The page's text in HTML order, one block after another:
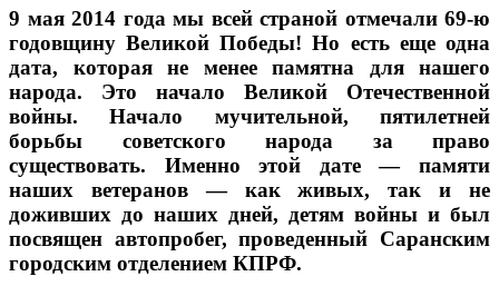
9 мая 2014 года мы всей страной отмечали 69-ю
годовщину Великой Победы! Но есть еще одна
дата, которая не менее памятна для нашего
народа. Это начало Великой Отечественной
войны. Начало мучительной, пятилетней
борьбы советского народа за право
существовать. Именно этой дате — памяти
наших ветеранов — как живых, так и не
доживших до наших дней, детям войны и был
посвящен автопробег, проведенный Саранским
городским отделением КПРФ.